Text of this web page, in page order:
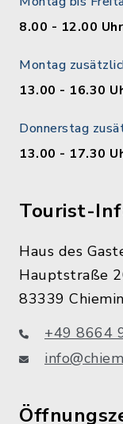
8.00 - 12.00 Uhr
Montag
13.00 - 16.30
Donnerstag
13.00 - 17.30
Tourist-
Haus des
Hauptstraße
83339
+49 8664